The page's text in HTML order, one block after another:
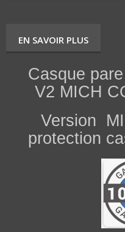
EN SAVOIR PLUS
Casque
V2 MICH
Version
protection